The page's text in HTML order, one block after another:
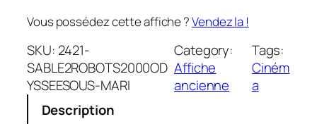
Vous possédez cette affiche ?Vendez la !
SKU: 2421-
SABLE2ROBOTS2000OD
YSSEESOUS-MARI
Category:
Affiche
ancienne
Tags:
Ciném
a
Description